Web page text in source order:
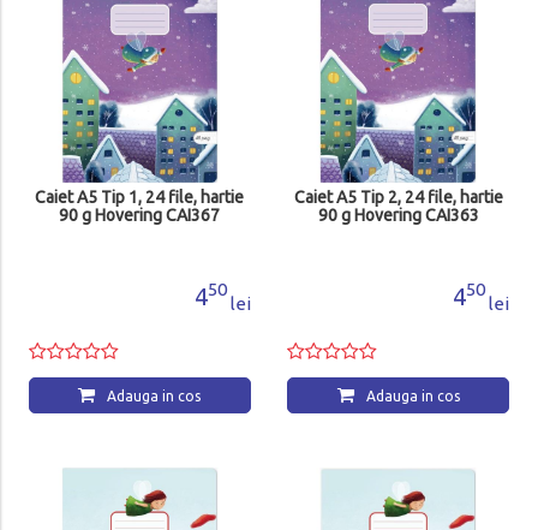
Caiet A5 Tip 1, 24 file, hartie
90 g Hovering CAI367
450
lei
Adauga in cos
Caiet A5 Tip 2, 24 file, hartie
90 g Hovering CAI363
450
lei
Adauga in cos